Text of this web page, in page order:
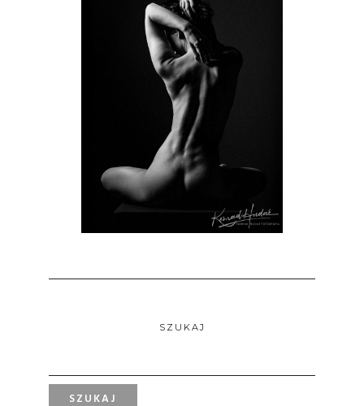
SZUKAJ